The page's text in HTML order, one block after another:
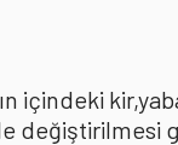
içindeki
değiştirilmesi